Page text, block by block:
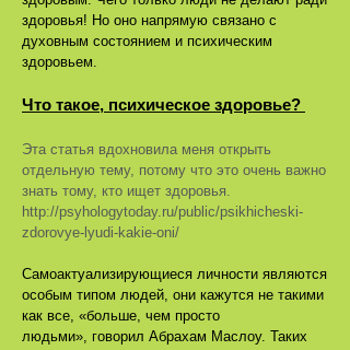
здоровья! Но оно напрямую связано с
духовным состоянием и психическим
здоровьем.
Что такое, психическое здоровье?
Эта статья вдохновила меня открыть
отдельную тему, потому что это очень важно
знать тому, кто ищет здоровья.
http://psyhologytoday.ru/public/psikhicheski-
zdorovye-lyudi-kakie-oni/
Самоактуализирующиеся личности являются
особым типом людей, они кажутся не такими
как все, «больше, чем просто
людьми», говорил Абрахам Маслоу. Таких